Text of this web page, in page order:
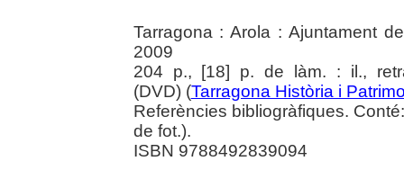
Tarragona : Arola : Ajuntament
2009
204 p., [18] p. de làm. : il.,
(DVD) (Tarragona Història i
Referències bibliogràfiques.
de fot.).
ISBN 9788492839094